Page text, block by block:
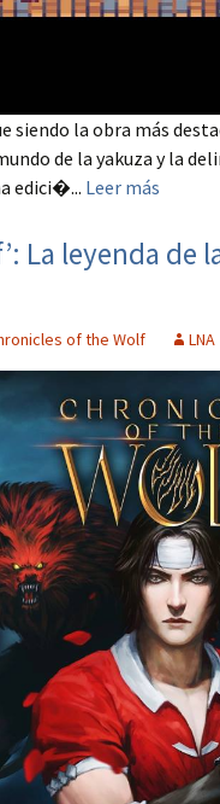
siendo la obra más
de la yakuza y la
edici�... Leer más
La leyenda de
of the Wolf LNA